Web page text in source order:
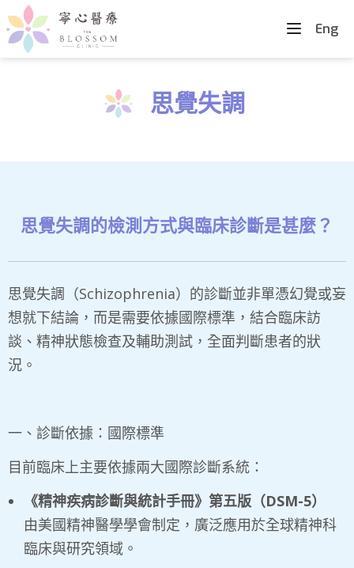
Eng
思覺失調
思覺失調的檢測方式與臨床診斷是甚麼？
思覺失調（Schizophrenia）的診斷並非單憑幻覺或妄
想就下結論，而是需要依據國際標準，結合臨床訪
談、精神狀態檢查及輔助測試，全面判斷患者的狀
況。
一、診斷依據：國際標準
目前臨床上主要依據兩大國際診斷系統：
《精神疾病診斷與統計手冊》第五版（DSM-5）
由美國精神醫學學會制定，廣泛應用於全球精神科
臨床與研究領域。